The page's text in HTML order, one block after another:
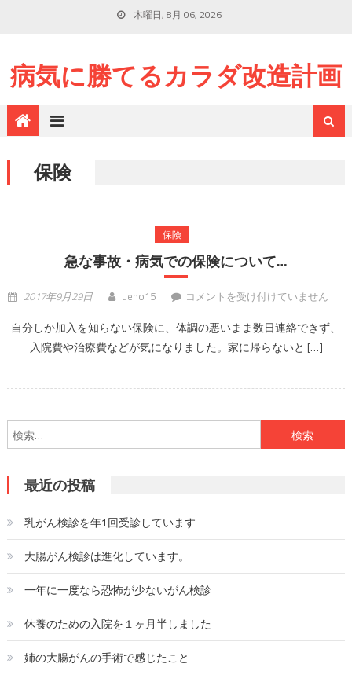
木曜日, 8月 06, 2026
病気に勝てるカラダ改造計画
保険
保険
急な事故・病気での保険について…
2017年9月29日 ueno15
急な事故・病気での保険について…
コメントを受け付けていません
自分しか加入を知らない保険に、体調の悪いまま数日連絡できず、
入院費や治療費などが気になりました。家に帰らないと […]
最近の投稿
乳がん検診を年1回受診しています
大腸がん検診は進化しています。
一年に一度なら恐怖が少ないがん検診
休養のための入院を１ヶ月半しました
姉の大腸がんの手術で感じたこと